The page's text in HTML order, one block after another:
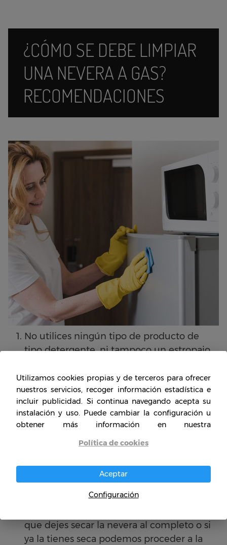
¿CÓMO SE DEBE LIMPIAR
UNA NEVERA A GAS?
RECOMENDACIONES
No utilices ningún tipo de producto de
tipo detergente, ni tampoco un estropajo
Para la nevera.
Vacía al completo tu frigorífico de gas y le
pases un paño húmedo en vinagre de
es un truquito perfecto). Acto seguido
Limpia detrás del refrigerador (la caja de
que dejes secar la nevera al completo o si
ya la tienes seca podemos proceder a la
Utilizamos cookies propias y de terceros para ofrecer
nuestros servicios, recoger información estadística e
incluir publicidad. Si continua navegando acepta su
instalación y uso. Puede cambiar la configuración u
obtener más información en nuestra
Política de cookies
Aceptar
Configuración